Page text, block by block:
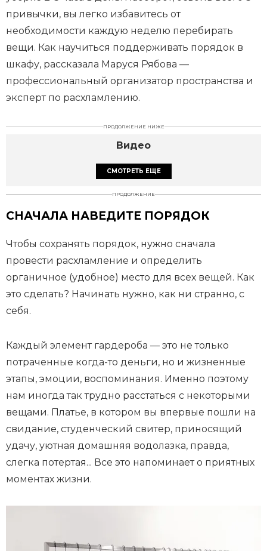
привычки, вы легко избавитесь от
необходимости каждую неделю перебирать
вещи. Как научиться поддерживать порядок в
шкафу, рассказала Маруся Рябова —
профессиональный организатор пространства и
эксперт по расхламлению.
ПРОДОЛЖЕНИЕ НИЖЕ
Видео
СМОТРЕТЬ ЕЩЕ
ПРОДОЛЖЕНИЕ
СНАЧАЛА НАВЕДИТЕ ПОРЯДОК
Чтобы сохранять порядок, нужно сначала
провести расхламление и определить
органичное (удобное) место для всех вещей. Как
это сделать? Начинать нужно, как ни странно, с
себя.
Каждый элемент гардероба — это не только
потраченные когда-то деньги, но и жизненные
этапы, эмоции, воспоминания. Именно поэтому
нам иногда так трудно расстаться с некоторыми
вещами. Платье, в котором вы впервые пошли на
свидание, студенческий свитер, приносящий
удачу, уютная домашняя водолазка, правда,
слегка потертая... Все это напоминает о приятных
моментах жизни.